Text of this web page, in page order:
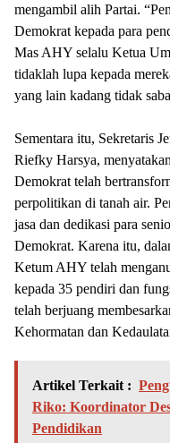
mengambil alih Partai.
Demokrat kepada para
Mas AHY selalu Ketua
tidaklah lupa kepada
yang lain kadang tidak
Sementara itu, Sekretaris
Riefky Harsya,
Demokrat telah
perpolitikan di tanah air.
jasa dan dedikasi para
Demokrat. Karena itu,
Ketum AHY telah
kepada 35 pendiri dan
telah berjuang
Kehormatan dan
Artikel Terkait :
Riko: Koordinator
Pendidikan